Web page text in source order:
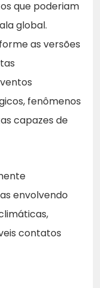
que poderiam
global.
as versões
fenômenos
capazes de
envolvendo
contatos